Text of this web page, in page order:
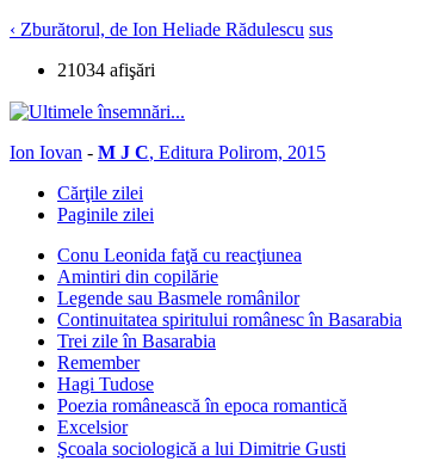
‹ Zburătorul, de Ion Heliade Rădulescu sus
21034 afişări
Ion Iovan - M J C, Editura Polirom, 2015
Cărţile zilei
Paginile zilei
Conu Leonida faţă cu reacţiunea
Amintiri din copilărie
Legende sau Basmele românilor
Continuitatea spiritului românesc în Basarabia
Trei zile în Basarabia
Remember
Hagi Tudose
Poezia românească în epoca romantică
Excelsior
Şcoala sociologică a lui Dimitrie Gusti